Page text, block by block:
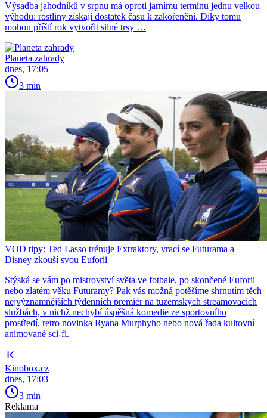
Výsadba jahodníků v srpnu má oproti jarnímu termínu jednu velkou
výhodu: rostliny získají dostatek času k zakořenění. Díky tomu
mohou příští rok vytvořit silné trsy …
Planeta zahrady
dnes, 17:05
3 min
VOD tipy: Ted Lasso trénuje Extraktory, vrací se Futurama a
Disney zkouší svou Euforii
Stýská se vám po mistrovství světa ve fotbale, po skončené Euforii
nebo zlatém věku Futuramy? Pak vás možná potěšíme shrnutím těch
nejvýznamnějších týdenních premiér na tuzemských streamovacích
službách, v nichž nechybí úspěšná komedie ze sportovního
prostředí, retro novinka Ryana Murphyho nebo nová řada kultovní
animované sci-fi.
Kinobox.cz
dnes, 17:03
3 min
Reklama